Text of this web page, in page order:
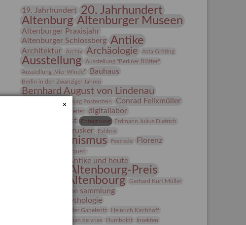
19. Jahrhundert 20. Jahrhundert
Altenburg Altenburger Museen
Altenburger Praxisjahr
Altenburger Schlossberg Antike
Architektur Archiv Archäologie Asta Gröting
Ausstellung
Ausstellung "Berliner Blätter"
Ausstellung „Vier Winde“
Bauhaus
Berlin in den Zwanziger Jahren
Bernhard August von Lindenau
Bibliothek
Burg Posterstein Conrad Felixmüller
Der Blaue Reiter
digitallabor
Entartete Kunst
Enteignung
Erdmann Julius Dietrich
estrusker Exlibris
Expressionismus Festrede Florenz
frauen
Frauen in der Antike und heute
Gerhard-Altenbourg-Preis
Gerhard Altenbourg
Gerhard Kurt Müller
grafische sammlung
griechische Mythologie
Hanns-Conon von der Gabelentz Heinrich Kirchhoff
herman de vries Humboldt
Insekten
×